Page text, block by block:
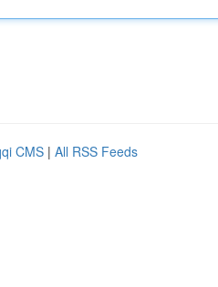
CMS | All RSS Feeds